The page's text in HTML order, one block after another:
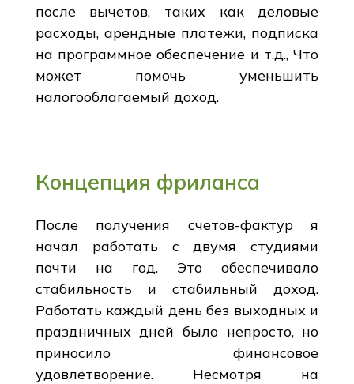
после вычетов, таких как деловые
расходы, арендные платежи, подписка
на программное обеспечение и т.д., Что
может помочь уменьшить
налогооблагаемый доход.
Концепция фриланса
После получения счетов-фактур я
начал работать с двумя студиями
почти на год. Это обеспечивало
стабильность и стабильный доход.
Работать каждый день без выходных и
праздничных дней было непросто, но
приносило финансовое
удовлетворение. Несмотря на